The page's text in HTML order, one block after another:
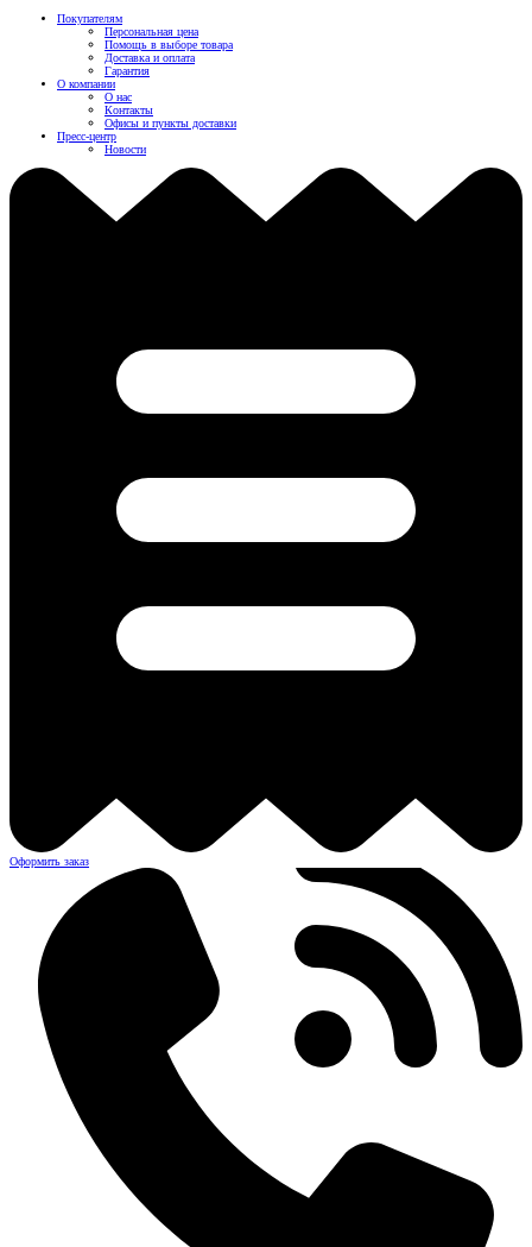
Покупателям
Персональная цена
Помощь в выборе товара
Доставка и оплата
Гарантия
О компании
О нас
Контакты
Офисы и пункты доставки
Пресс-центр
Новости
Оформить заказ